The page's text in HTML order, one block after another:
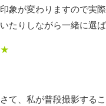
印象が変わりますので実
いたりしながら一緒に選
★
さて、私が普段撮影する